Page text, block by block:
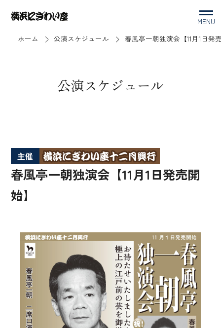
MENU
ホーム
公演スケジュール 春風亭一朝独演会【11月1日発
公演スケジュール
主催
春風亭一朝独演会【11月1日発売開
始】